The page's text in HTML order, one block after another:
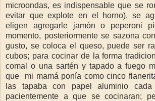
microondas, es indispensable que se
evitar que explote en el horno), se
eligen agregarle jamón o peperoni
momento, posteriormente se sazona
gusto, se coloca el queso, puede ser
cubos; para cocinar de la forma
comal o una sartén y tapado a fuego
que mi mamá ponía como cinco
las tapaba con papel aluminio
pacientemente a que se cocinaran;